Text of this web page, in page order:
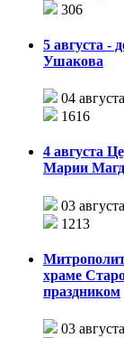
306
5 августа -
Ушакова
04
1616
4 августа
Марии
03
1213
храме
праздником
03